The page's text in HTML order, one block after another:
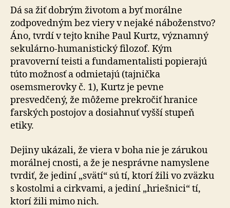
Dá sa žiť dobrým životom a byť morálne
zodpovedným bez viery v nejaké náboženstvo?
Áno, tvrdí v tejto knihe Paul Kurtz, významný
sekulárno-humanistický filozof. Kým
pravoverní teisti a fundamentalisti popierajú
túto možnosť a odmietajú (tajnička
osemsmerovky č. 1), Kurtz je pevne
presvedčený, že môžeme prekročiť hranice
farských postojov a dosiahnuť vyšší stupeň
etiky.
Dejiny ukázali, že viera v boha nie je zárukou
morálnej cnosti, a že je nesprávne namyslene
tvrdiť, že jediní „svätí“ sú tí, ktorí žili vo zväzku
s kostolmi a cirkvami, a jediní „hriešnici“ tí,
ktorí žili mimo nich.